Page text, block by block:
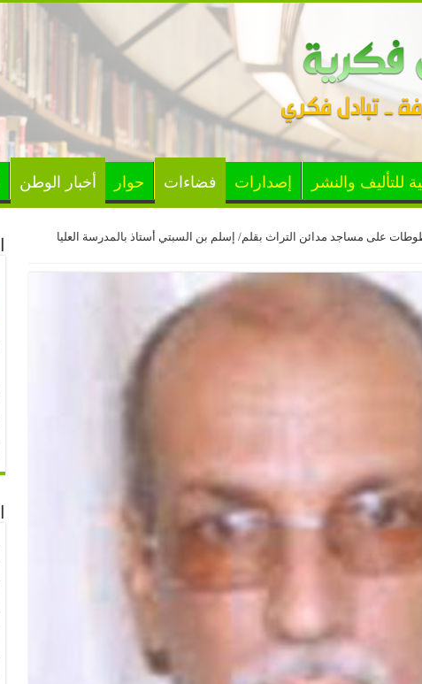
للتأليف والنشر إصدارات فضاءات حوار أخبار الوطن
على مساجد مدائن التراث بقلم/ إسلم بن السبتي أستاذ بالمدرسة العليا